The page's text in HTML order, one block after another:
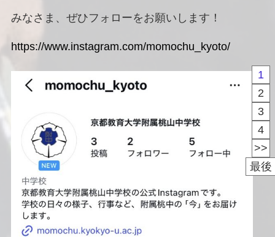
みなさま、ぜひフォローをお願いします！
https://www.instagram.com/momochu_kyoto/
1
2
3
4
>>
最後